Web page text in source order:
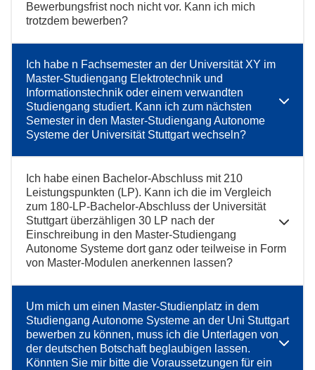
Bewerbungsfrist noch nicht vor. Kann ich mich
trotzdem bewerben?
Ich habe n Fachsemester an der Universität XY im
Master-Studiengang Elektrotechnik und
Informationstechnik oder einem verwandten
Studiengang studiert. Kann ich zum nächsten
Semester in den Master-Studiengang Autonome
Systeme der Universität Stuttgart wechseln?
Ich habe einen Bachelor-Abschluss mit 210
Leistungspunkten (LP). Kann ich die im Vergleich
zum 180-LP-Bachelor-Abschluss der Universität
Stuttgart überzähligen 30 LP nach der
Einschreibung in den Master-Studiengang
Autonome Systeme dort ganz oder teilweise in Form
von Master-Modulen anerkennen lassen?
Um mich um einen Master-Studienplatz in dem
Studiengang Autonome Systeme an der Uni Stuttgart
bewerben zu können, muss ich die Unterlagen von
der deutschen Botschaft beglaubigen lassen.
Könnten Sie mir bitte die Voraussetzungen für ein